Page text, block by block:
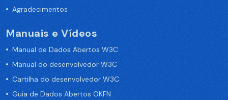
Agradecimentos
Manuais e Vídeos
Manual de Dados Abertos W3C
Manual do desenvolvedor W3C
Cartilha do desenvolvedor W3C
Guia de Dados Abertos OKFN